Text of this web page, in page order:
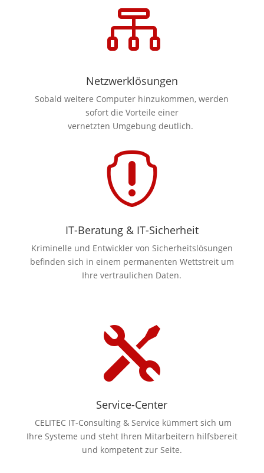

Netzwerklösungen
Sobald weitere Computer hinzukommen, werden
sofort die Vorteile einer
vernetzten Umgebung deutlich.

IT-Beratung & IT-Sicherheit
Kriminelle und Entwickler von Sicherheitslösungen
befinden sich in einem permanenten Wettstreit um
Ihre vertraulichen Daten.

Service-Center
CELITEC IT-Consulting & Service kümmert sich um
Ihre Systeme und steht Ihren Mitarbeitern hilfsbereit
und kompetent zur Seite.